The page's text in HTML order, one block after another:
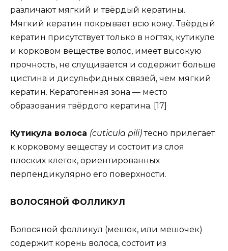
различают мягкий и твёрдый кератины.
Мягкий кератин покрывает всю кожу. Твёрдый
кератин присутствует только в ногтях, кутикуле
и корковом веществе волос, имеет высокую
прочность, не слущивается и содержит больше
цистина и дисульфидных связей, чем мягкий
кератин. Кератогенная зона — место
образования твёрдого кератина. [17]
Кутикула волоса (cuticula pili)тесно прилегает
к корковому веществу и состоит из слоя
плоских клеток, ориентированных
перпендикулярно его поверхности.
ВОЛОСЯНОЙ ФОЛЛИКУЛ
Волосяной фолликул (мешок, или мешочек)
содержит корень волоса, состоит из